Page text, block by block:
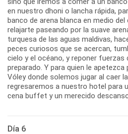
en nuestro dhoni o lancha rápida,
banco de arena blanca en medio
relajarte paseando por la suave
turquesa de las aguas maldivas,
peces curiosos que se acercan,
cielo y el océano, y reponer fuerzas
preparado. Y para quien le
Vóley donde solemos jugar al caer
regresaremos a nuestro hotel para
cena buffet y un merecido
Día 6